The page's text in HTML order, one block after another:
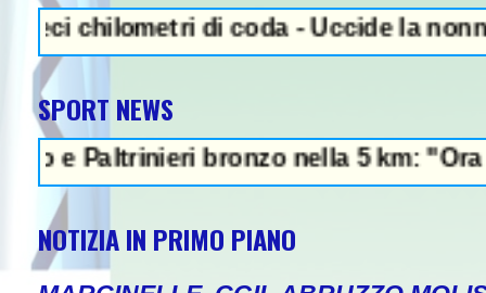
di coda - Uccide la nonna a
SPORT NEWS
bronzo nella 5 km: "Ora ci
NOTIZIA IN PRIMO PIANO
NEWS IN EVIDENZA -